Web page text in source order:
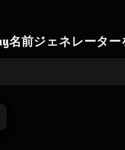
名前ジェネレーター